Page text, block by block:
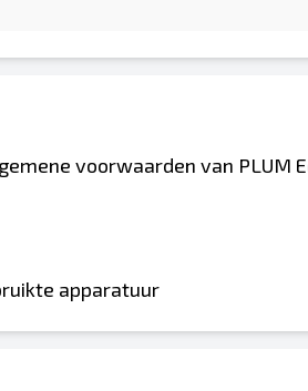
voorwaarden van PLUM
apparatuur